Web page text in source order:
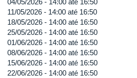
11/05/2026 - 14:00 até 16:50
18/05/2026 - 14:00 até 16:50
25/05/2026 - 14:00 até 16:50
01/06/2026 - 14:00 até 16:50
08/06/2026 - 14:00 até 16:50
15/06/2026 - 14:00 até 16:50
22/06/2026 - 14:00 até 16:50